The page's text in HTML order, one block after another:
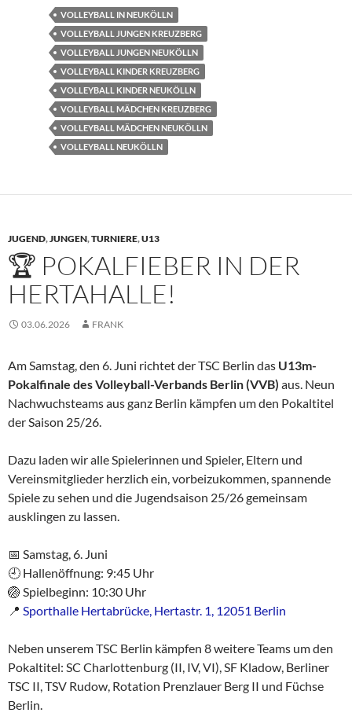
VOLLEYBALL IN NEUKÖLLN
VOLLEYBALL JUNGEN KREUZBERG
VOLLEYBALL JUNGEN NEUKÖLLN
VOLLEYBALL KINDER KREUZBERG
VOLLEYBALL KINDER NEUKÖLLN
VOLLEYBALL MÄDCHEN KREUZBERG
VOLLEYBALL MÄDCHEN NEUKÖLLN
VOLLEYBALL NEUKÖLLN
JUGEND,JUNGEN,TURNIERE,U13
🏆 POKALFIEBER IN DER
HERTAHALLE!
03.06.2026 FRANK
Am Samstag, den 6. Juni richtet der TSC Berlin das U13m-
Pokalfinale des Volleyball-Verbands Berlin (VVB) aus. Neun
Nachwuchsteams aus ganz Berlin kämpfen um den Pokaltitel
der Saison 25/26.
Dazu laden wir alle Spielerinnen und Spieler, Eltern und
Vereinsmitglieder herzlich ein, vorbeizukommen, spannende
Spiele zu sehen und die Jugendsaison 25/26 gemeinsam
ausklingen zu lassen.
📅 Samstag, 6. Juni
🕘 Hallenöffnung: 9:45 Uhr
🏐 Spielbeginn: 10:30 Uhr
📍 Sporthalle Hertabrücke, Hertastr. 1, 12051 Berlin
Neben unserem TSC Berlin kämpfen 8 weitere Teams um den
Pokaltitel: SC Charlottenburg (II, IV, VI), SF Kladow, Berliner
TSC II, TSV Rudow, Rotation Prenzlauer Berg II und Füchse
Berlin.